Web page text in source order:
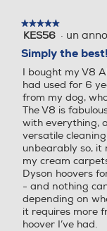
Altezza
1.256 mm
Lunghezza
221 mm
★★★★★
★★★★★
5
5
stelle.
KES56 · un
Simply the best!
I bought my V8
had used for 6
from my dog,
The V8 is
with everything,
versatile
unbearably so, it
my cream
Dyson hoovers
- and nothing
depending on
it requires more
hoover I’ve had.